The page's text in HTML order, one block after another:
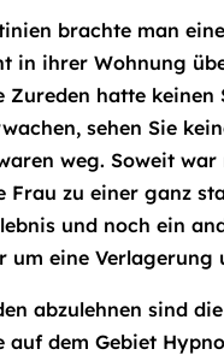
brachte man
in ihrer Wohnung
Zureden hatte
sehen Sie
weg. Soweit
Frau zu einer ganz
und noch ein
um eine
abzulehnen sind
auf dem Gebiet